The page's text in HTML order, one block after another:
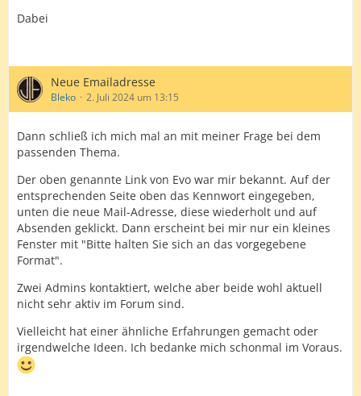
Dabei
Neue Emailadresse
Bleko 2. Juli 2024 um 13:15
Dann schließ ich mich mal an mit meiner Frage bei dem
passenden Thema.
Der oben genannte Link von Evo war mir bekannt. Auf der
entsprechenden Seite oben das Kennwort eingegeben,
unten die neue Mail-Adresse, diese wiederholt und auf
Absenden geklickt. Dann erscheint bei mir nur ein kleines
Fenster mit "Bitte halten Sie sich an das vorgegebene
Format".
Zwei Admins kontaktiert, welche aber beide wohl aktuell
nicht sehr aktiv im Forum sind.
Vielleicht hat einer ähnliche Erfahrungen gemacht oder
irgendwelche Ideen. Ich bedanke mich schonmal im Voraus.